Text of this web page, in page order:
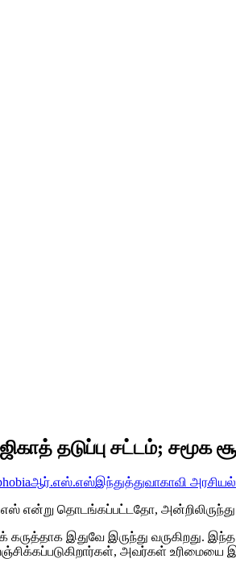
தடுப்பு சட்டம்; சமூக
ஆர்.எஸ்.எஸ்இந்துத்துவாகாவி அரசியல்
என்று தொடங்கப்பட்டதோ,
கருத்தாக இதுவே இருந்து
அவர்கள் உரிமையை